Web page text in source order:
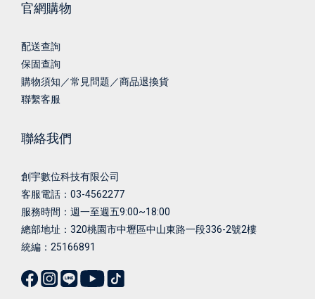
官網購物
配送查詢
保固查詢
購物須知／常見問題／商品退換貨
聯繫客服
聯絡我們
創宇數位科技有限公司
客服電話：03-4562277
服務時間：週一至週五9:00~18:00
總部地址： 320桃園市中壢區中山東路一段336-2號2樓
統編：25166891